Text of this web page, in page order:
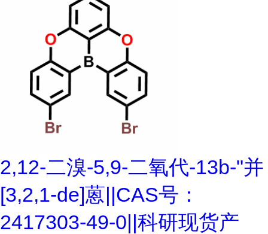
2,12-二溴-5,9-二氧代-13b-"并
[3,2,1-de]蒽||CAS号：
2417303-49-0||科研现货产